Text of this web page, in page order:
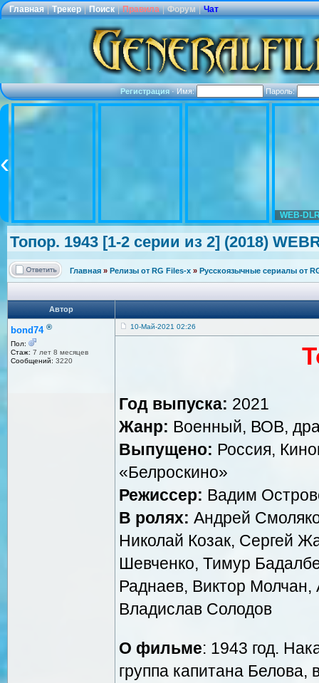
Главная | Трекер | Поиск | Правила | Форум | Чат
Регистрация·Имя: Пароль:
WEB-
Топор. 1943 [1-2 серии из 2] (2018)
Главная » Релизы от RG Files-x » Русскоязычные сериалы от
Автор
bond74 ®
Пол:
Стаж: 7 лет 8 месяцев
Сообщений: 3220
10-Май-2021 02:26
Год выпуска: 2021
Жанр: Военный, ВОВ,
Выпущено: Россия,
«Белроскино»
Режиссер: Вадим
В ролях: Андрей
Николай Козак, Сергей
Шевченко, Тимур
Раднаев, Виктор
Владислав Солодов
О фильме: 1943 год.
группа капитана Белова,